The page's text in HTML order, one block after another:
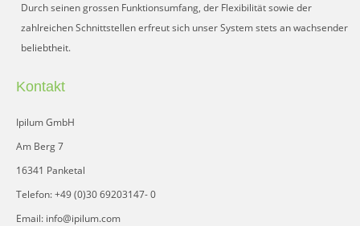
Durch seinen grossen Funktionsumfang, der Flexibilität sowie der
zahlreichen Schnittstellen erfreut sich unser System stets an wachsender
beliebtheit.
Kontakt
Ipilum GmbH
Am Berg 7
16341 Panketal
Telefon: +49 (0)30 69203147- 0
Email: info@ipilum.com